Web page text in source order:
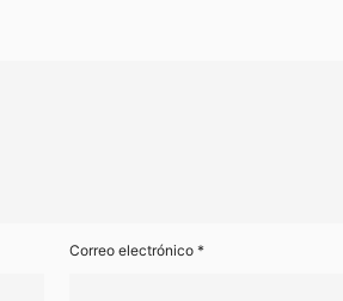
Correo electrónico *